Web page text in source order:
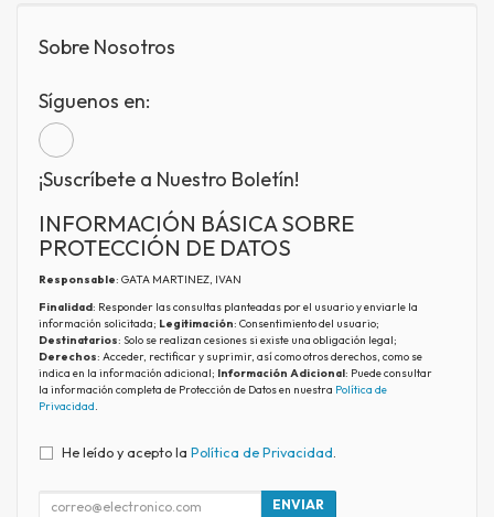
Sobre Nosotros
Síguenos en:
¡Suscríbete a Nuestro Boletín!
INFORMACIÓN BÁSICA SOBRE
PROTECCIÓN DE DATOS
Responsable: GATA MARTINEZ, IVAN
Finalidad: Responder las consultas planteadas por el usuario y enviarle la
información solicitada; Legitimación: Consentimiento del usuario;
Destinatarios: Solo se realizan cesiones si existe una obligación legal;
Derechos: Acceder, rectificar y suprimir, así como otros derechos, como se
indica en la información adicional; Información Adicional: Puede consultar
la información completa de Protección de Datos en nuestra Política de
Privacidad.
He leído y acepto la Política de Privacidad.
ENVIAR